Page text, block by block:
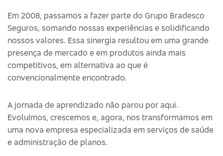
Em 2008, passamos a fazer parte do Grupo Bradesco
Seguros, somando nossas experiências e solidificando
nossos valores. Essa sinergia resultou em uma grande
presença de mercado e em produtos ainda mais
competitivos, em alternativa ao que é
convencionalmente encontrado.
A jornada de aprendizado não parou por aqui.
Evoluímos, crescemos e, agora, nos transformamos em
uma nova empresa especializada em serviços de saúde
e administração de planos.